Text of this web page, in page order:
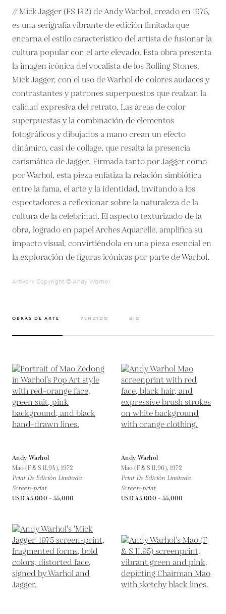
// Mick Jagger (FS 142) de Andy Warhol, creado en 1975,
es una serigrafía vibrante de edición limitada que
encarna el estilo característico del artista de fusionar la
cultura popular con el arte elevado. Esta obra presenta
la imagen icónica del vocalista de los Rolling Stones,
Mick Jagger, con el uso de Warhol de colores audaces y
contrastantes y patrones superpuestos que realzan la
calidad expresiva del retrato. Las áreas de color
superpuestas y la combinación de elementos
fotográficos y dibujados a mano crean un efecto
dinámico, casi de collage, que resalta la presencia
carismática de Jagger. Firmada tanto por Jagger como
por Warhol, esta pieza enfatiza la relación simbiótica
entre la fama, el arte y la identidad, invitando a los
espectadores a reflexionar sobre la naturaleza de la
cultura de la celebridad. El aspecto texturizado de la
obra, logrado en papel Arches Aquarelle, amplifica su
impacto visual, convirtiéndola en una pieza esencial en
la exploración de figuras icónicas por parte de Warhol.
Artwork Copyright © Andy Warhol
OBRAS DE ARTE VENDIDO BIO
Andy Warhol
Mao (F & S II.94), 1972
Print De Edición Limitada
Screen-print
USD 45,000 - 55,000
Andy Warhol
Mao (F & S II.96), 1972
Print De Edición Limitada
Screen-print
USD 45,000 - 55,000